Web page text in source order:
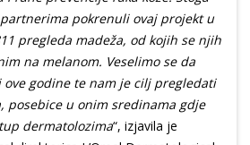
pokrenuli ovaj projekt u
pregleda madeža, od kojih se njih
na melanom. Veselimo se da
godine te nam je cilj pregledati
posebice u onim sredinama gdje
dermatolozima“, izjavila je